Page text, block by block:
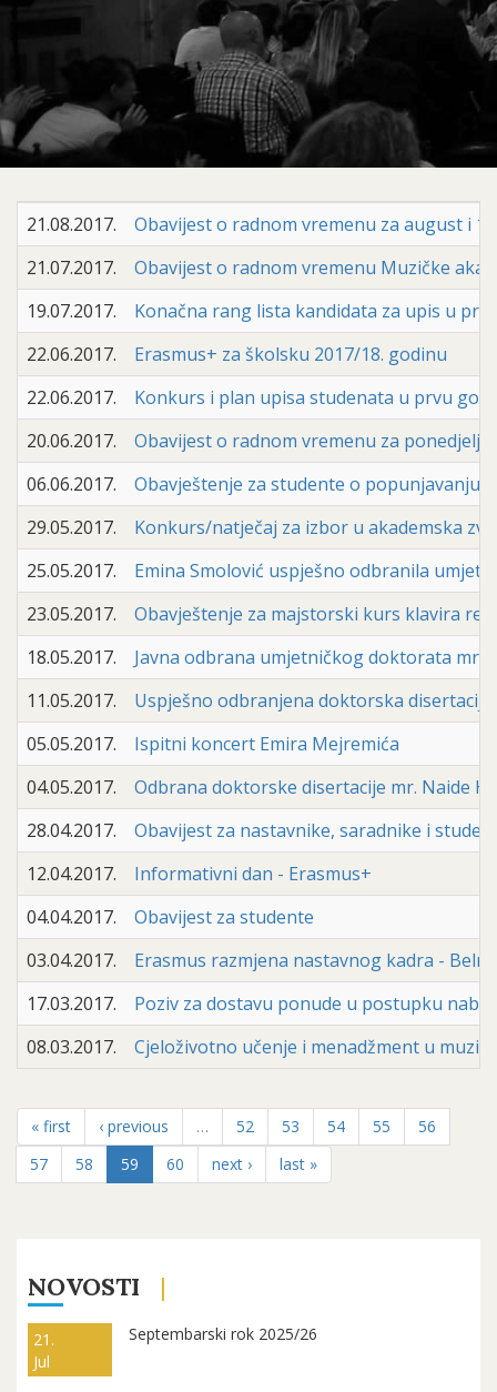
21.08.2017.
Obavijest o radnom vremenu za august i 1.
21.07.2017.
Obavijest o radnom vremenu Muzičke
19.07.2017.
Konačna rang lista kandidata za upis u
22.06.2017.
Erasmus+ za školsku 2017/18. godinu
22.06.2017.
Konkurs i plan upisa studenata u prvu
20.06.2017.
Obavijest o radnom vremenu za
06.06.2017.
Obavještenje za studente o popunjavanju
29.05.2017.
Konkurs/natječaj za izbor u akademska
25.05.2017.
Emina Smolović uspješno odbranila
23.05.2017.
Obavještenje za majstorski kurs klavira
18.05.2017.
Javna odbrana umjetničkog doktorata mr.
11.05.2017.
Uspješno odbranjena doktorska
05.05.2017.
Ispitni koncert Emira Mejremića
04.05.2017.
Odbrana doktorske disertacije mr. Naide
28.04.2017.
Obavijest za nastavnike, saradnike i
12.04.2017.
Informativni dan - Erasmus+
04.04.2017.
Obavijest za studente
03.04.2017.
Erasmus razmjena nastavnog kadra -
17.03.2017.
Poziv za dostavu ponude u postupku
08.03.2017.
Cjeloživotno učenje i menadžment u muzici
« first ‹ previous … 52 53 54 55
56
57
58 59 60 next › last »
NOVOSTI
21.
Jul
Septembarski rok 2025/26